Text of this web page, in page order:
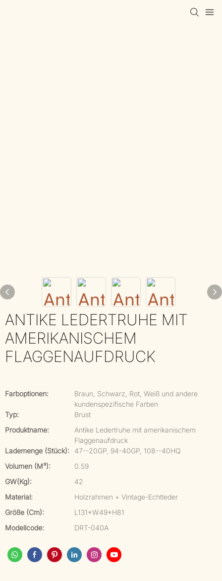
ANTIKE LEDERTRUHE MIT
AMERIKANISCHEM
FLAGGENAUFDRUCK
Farboptionen:
Braun, Schwarz, Rot, Weiß und andere
kundenspezifische Farben
Typ:
Brust
Produktname:
Antike Ledertruhe mit amerikanischem
Flaggenaufdruck
Lademenge (Stück):
47--20GP, 94-40GP, 108--40HQ
Volumen (m³):
0.59
GW(kg):
42
Material:
Holzrahmen + Vintage-Echtleder
Größe (cm):
L131*W49*H81
Modellcode:
DRT-040A